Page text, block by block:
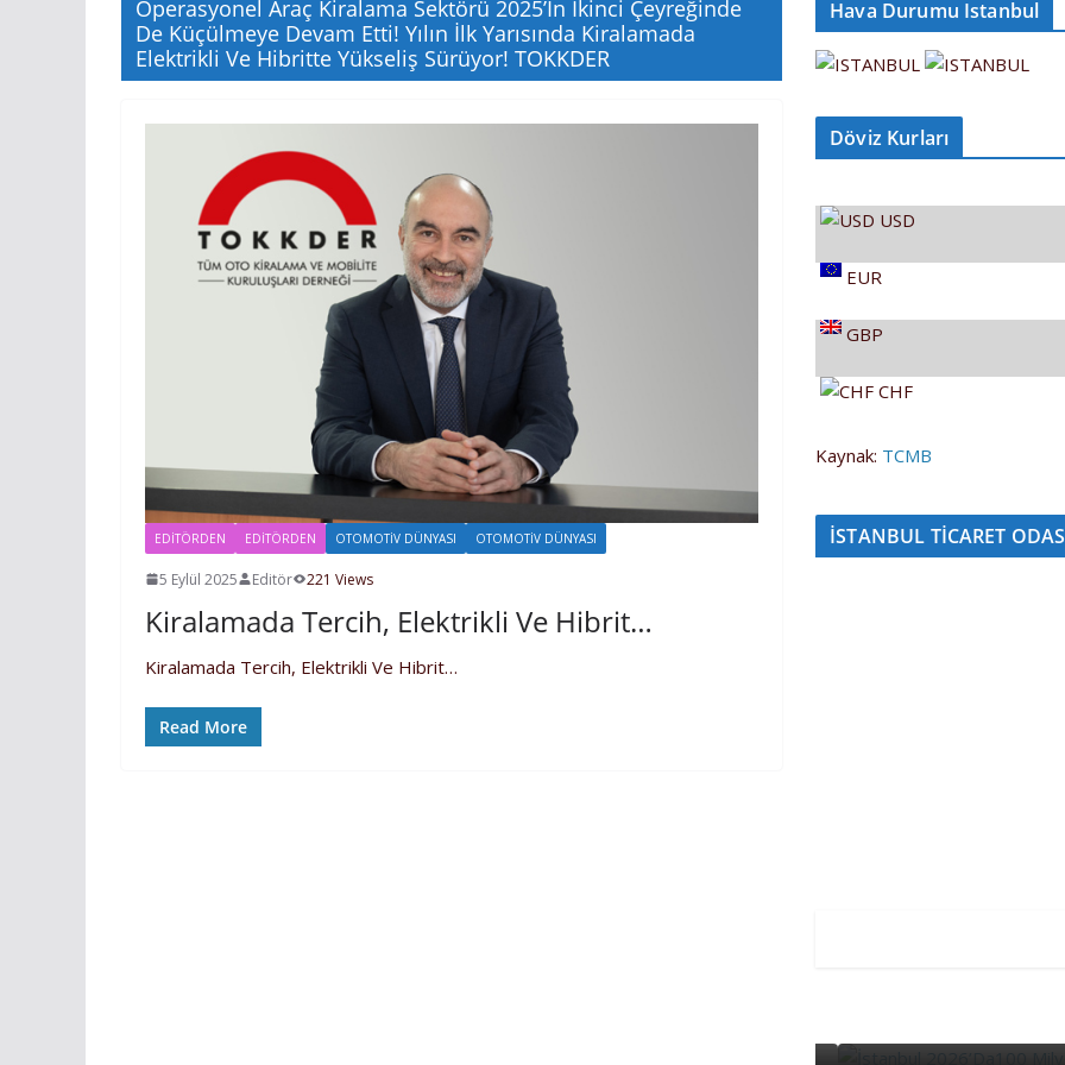
Operasyonel Araç Kiralama Sektörü 2025’in İkinci Çeyreğinde
De Küçülmeye Devam Etti! Yılın İlk Yarısında Kiralamada
Elektrikli Ve Hibritte Yükseliş Sürüyor! TOKKDER
EDITÖRDEN EDİTÖRDEN OTOMOTIV DÜNYASI OTOMOTIV DÜNYASI
5 Eylül 2025 Editör 221 Views
Kiralamada Tercih, Elektrikli Ve Hibrit…
Kiralamada Tercih, Elektrikli Ve Hibrit…
Read More
Hava Durumu Istanbul
Döviz Kurları
USD
EUR
GBP
CHF
Kaynak: TCMB
İSTANBUL TİCARET